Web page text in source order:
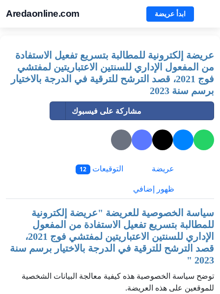
Aredaonline.com ابدأ عريضة
عريضة إلكترونية للمطالبة بتسريع تفعيل الاستفادة
من المفعول الإداري للسنتين الاعتباريتين لمفتشي
‏فوج 2021، قصد الترشح للترقية في الدرجة بالاختيار
برسم سنة 2023 ‏
مشاركة على فيسبوك
عريضة التوقيعات 12
ظهور إضافي
سياسة الخصوصية للعريضة "عريضة إلكترونية
للمطالبة بتسريع تفعيل الاستفادة من المفعول
الإداري للسنتين الاعتباريتين لمفتشي ‏فوج 2021،
قصد الترشح للترقية في الدرجة بالاختيار برسم سنة
2023 ‏
"
توضح سياسة الخصوصية هذه كيفية معالجة البيانات الشخصية
للموقعين على هذه العريضة.